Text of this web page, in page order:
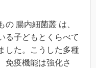
の 腸内細菌叢 は、
る子どもとくらべて
した。こうした多種
免疫機能は強化さ